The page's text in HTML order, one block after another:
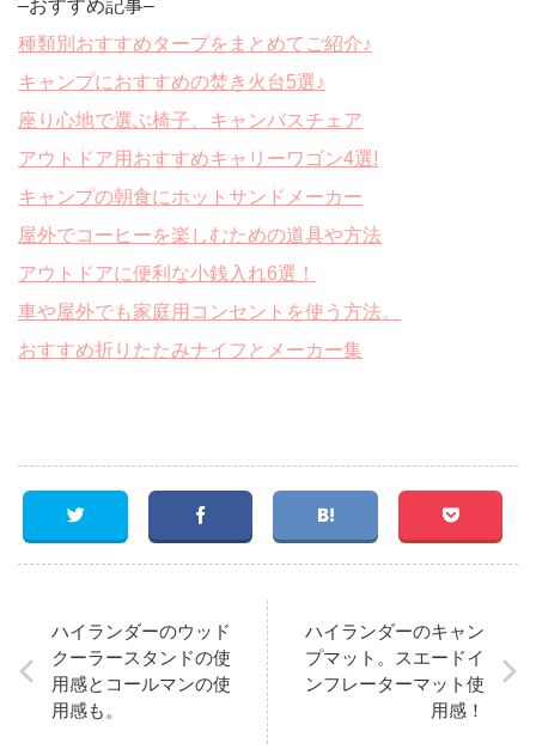
–おすすめ記事–
種類別おすすめタープをまとめてご紹介♪
キャンプにおすすめの焚き火台5選♪
座り心地で選ぶ椅子、キャンバスチェア
アウトドア用おすすめキャリーワゴン4選!
キャンプの朝食にホットサンドメーカー
屋外でコーヒーを楽しむための道具や方法
アウトドアに便利な小銭入れ6選！
車や屋外でも家庭用コンセントを使う方法。
おすすめ折りたたみナイフとメーカー集
ハイランダーのウッド
クーラースタンドの使
用感とコールマンの使
用感も。
ハイランダーのキャン
プマット。スエードイ
ンフレーターマット使
用感！